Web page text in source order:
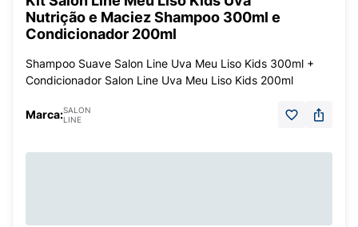
Nutrição e Maciez Shampoo 300ml e
Condicionador 200ml
Shampoo Suave Salon Line Uva Meu Liso Kids 300ml +
Condicionador Salon Line Uva Meu Liso Kids 200ml
Marca:SALON
LINE